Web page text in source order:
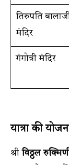
तिरुपति
मंदिर
गंगोत्री मंदिर
यात्रा की
श्रीविठ्ठल